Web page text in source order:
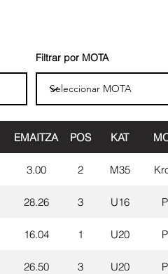
Filtrar por MOTA
EMAITZA POS KAT
3.00 2 M35
28.26 3 U16
16.04 1 U20
26.50 3 U20